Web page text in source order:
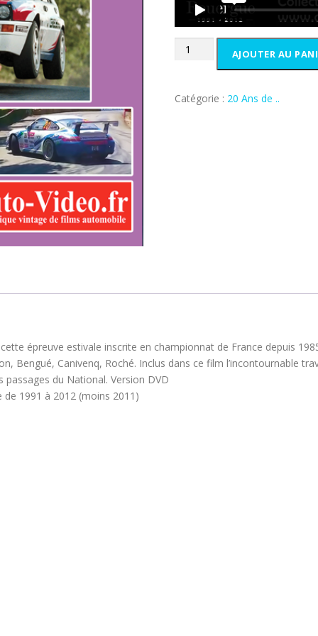
a
i
1
:
0
0
quantité
Ans
AJOUTER AU
Catégorie : 20 Ans de ..
épreuve estivale inscrite en championnat de France depuis
Bengué, Canivenq, Roché. Inclus dans ce film l’incontournable
du National. Version DVD
1991 à 2012 (moins 2011)